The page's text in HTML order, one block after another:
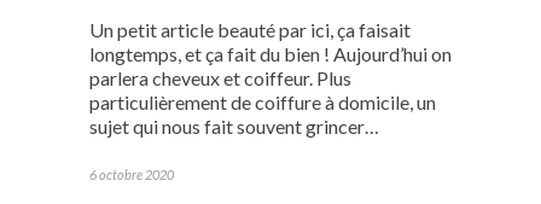
Un petit article beauté par ici, ça faisait
longtemps, et ça fait du bien ! Aujourd’hui on
parlera cheveux et coiffeur. Plus
particulièrement de coiffure à domicile, un
sujet qui nous fait souvent grincer…
6 octobre 2020